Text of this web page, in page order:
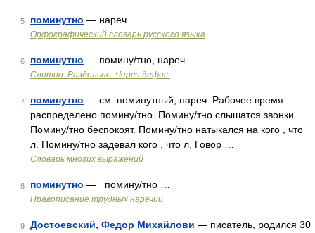
5 поминутно — нареч …
Орфографический словарь русского языка
6 поминутно — помину/тно, нареч …
Слитно. Раздельно. Через дефис.
7 поминутно — см. поминутный; нареч. Рабочее время
распределено помину/тно. Помину/тно слышатся звонки.
Помину/тно беспокоят. Помину/тно натыкался на кого , что
л. Помину/тно задевал кого , что л. Говор …
Словарь многих выражений
8 поминутно — помину/тно …
Правописание трудных наречий
9 Достоевский, Федор Михайлови — писатель, родился 30